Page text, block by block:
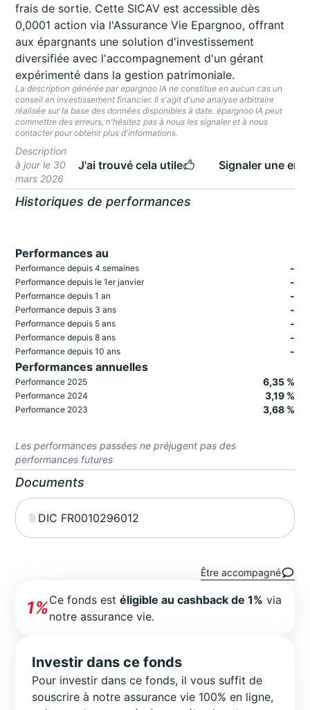
frais de sortie. Cette SICAV est accessible dès
0,0001 action via l'Assurance Vie Epargnoo, offrant
aux épargnants une solution d'investissement
diversifiée avec l'accompagnement d'un gérant
expérimenté dans la gestion patrimoniale.
La description générée par epargnoo IA ne constitue en aucun cas un
conseil en investissement financier. Il s'agit d'une analyse arbitraire
réalisée sur la base des données disponibles à date. epargnoo IA peut
commettre des erreurs, n'hésitez pas à nous les signaler et à nous
contacter pour obtenir plus d'informations.
Description
à jour le 30
mars 2026
J'ai trouvé cela utile Signaler une
Historiques de performances
Performances au
Performance depuis 4 semaines -
Performance depuis le 1er janvier -
Performance depuis 1 an -
Performance depuis 3 ans -
Performance depuis 5 ans -
Performance depuis 8 ans -
Performance depuis 10 ans -
Performances annuelles
Performance 2025 6,35 %
Performance 2024 3,19 %
Performance 2023 3,68 %
Les performances passées ne préjugent pas des
performances futures
Documents
DIC FR0010296012
Être accompagné
1%Ce fonds estéligible au cashback de 1% via
notre assurance vie.
Investir dans ce fonds
Pour investir dans ce fonds, il vous suffit de
souscrire à notre assurance vie 100% en ligne,